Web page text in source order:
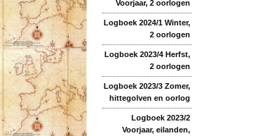
Voorjaar, 2 oorlogen
Logboek 2024/1 Winter,
2 oorlogen
Logboek 2023/4 Herfst,
2 oorlogen
Logboek 2023/3 Zomer,
hittegolven en oorlog
Logboek 2023/2
Voorjaar, eilanden,